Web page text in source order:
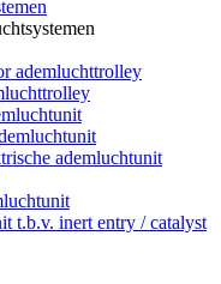
ademluchttrolley
ademluchtunit
t.b.v. inert entry / catalyst